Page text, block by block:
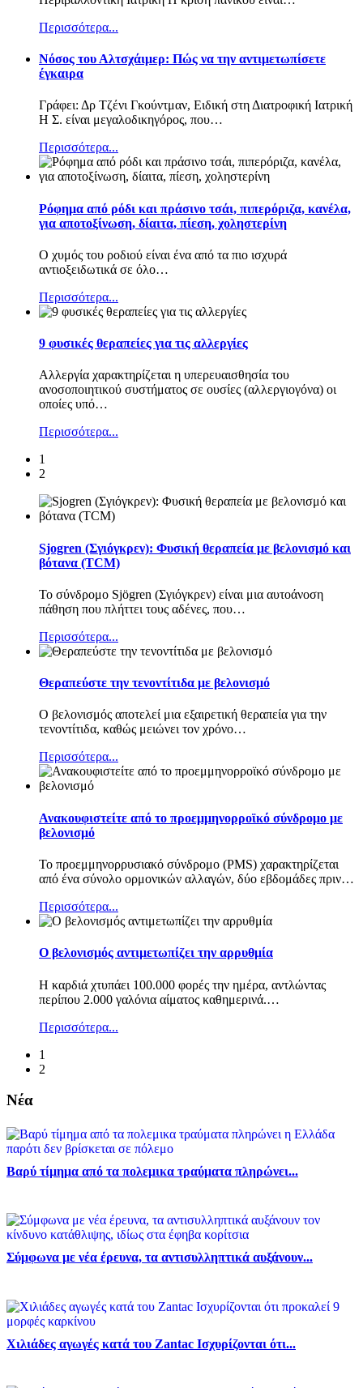
Περισσότερα...
Nόσος του Αλτσχάιμερ: Πώς να την αντιμετωπίσετε
έγκαιρα
Γράφει: Δρ Τζένι Γκούντμαν, Ειδική στη Διατροφική Ιατρική
Η Σ. είναι μεγαλοδικηγόρος, που…
Περισσότερα...
Ρόφημα από ρόδι και πράσινο τσάι, πιπερόριζα, κανέλα,
για αποτοξίνωση, δίαιτα, πίεση, χοληστερίνη
Ο χυμός του ροδιού είναι ένα από τα πιο ισχυρά
αντιοξειδωτικά σε όλο…
Περισσότερα...
9 φυσικές θεραπείες για τις αλλεργίες
Αλλεργία χαρακτηρίζεται η υπερευαισθησία του
ανοσοποιητικού συστήματος σε ουσίες (αλλεργιογόνα) οι
οποίες υπό…
Περισσότερα...
1
2
Sjogren (Σγιόγκρεν): Φυσική θεραπεία με βελονισμό και
βότανα (TCM)
Το σύνδρομο Sjögren (Σγιόγκρεν) είναι μια αυτοάνοση
πάθηση που πλήττει τους αδένες, που…
Περισσότερα...
Θεραπεύστε την τενοντίτιδα με βελονισμό
Ο βελονισμός αποτελεί μια εξαιρετική θεραπεία για την
τενοντίτιδα, καθώς μειώνει τον χρόνο…
Περισσότερα...
Ανακουφιστείτε από το προεμμηνορροϊκό σύνδρομο με
βελονισμό
Το προεμμηνορρυσιακό σύνδρομο (PMS) χαρακτηρίζεται
από ένα σύνολο ορμονικών αλλαγών, δύο εβδομάδες πριν…
Περισσότερα...
Ο βελονισμός αντιμετωπίζει την αρρυθμία
Η καρδιά χτυπάει 100.000 φορές την ημέρα, αντλώντας
περίπου 2.000 γαλόνια αίματος καθημερινά.…
Περισσότερα...
1
2
Νέα
Βαρύ τίμημα από τα πολεμικα τραύματα πληρώνει...
Σύμφωνα με νέα έρευνα, τα αντισυλληπτικά αυξάνουν...
Χιλιάδες αγωγές κατά του Zantac Ισχυρίζονται ότι...